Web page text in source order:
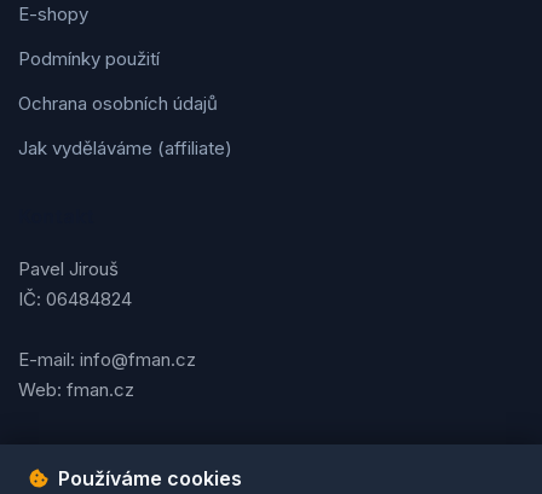
E-shopy
Podmínky použití
Ochrana osobních údajů
Jak vyděláváme (affiliate)
Pavel Jirouš
IČ: 06484824
E-mail: info@fman.cz
Web: fman.cz
Používáme cookies